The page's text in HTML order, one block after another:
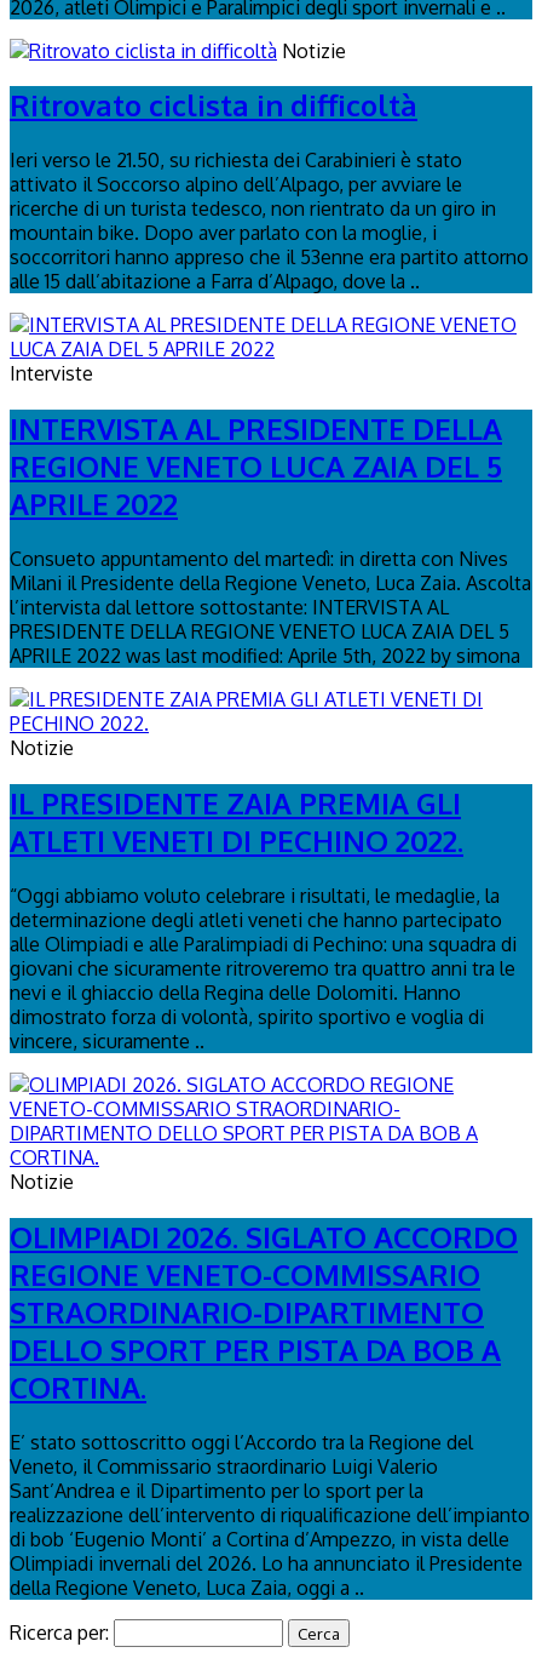
2026, atleti Olimpici e Paralimpici degli sport invernali e ..
Notizie
Ritrovato ciclista in difficoltà
Ieri verso le 21.50, su richiesta dei Carabinieri è stato
attivato il Soccorso alpino dell’Alpago, per avviare le
ricerche di un turista tedesco, non rientrato da un giro in
mountain bike. Dopo aver parlato con la moglie, i
soccorritori hanno appreso che il 53enne era partito attorno
alle 15 dall’abitazione a Farra d’Alpago, dove la ..
Interviste
INTERVISTA AL PRESIDENTE DELLA
REGIONE VENETO LUCA ZAIA DEL 5
APRILE 2022
Consueto appuntamento del martedì: in diretta con Nives
Milani il Presidente della Regione Veneto, Luca Zaia. Ascolta
l’intervista dal lettore sottostante: INTERVISTA AL
PRESIDENTE DELLA REGIONE VENETO LUCA ZAIA DEL 5
APRILE 2022 was last modified: Aprile 5th, 2022 by simona
Notizie
IL PRESIDENTE ZAIA PREMIA GLI
ATLETI VENETI DI PECHINO 2022.
“Oggi abbiamo voluto celebrare i risultati, le medaglie, la
determinazione degli atleti veneti che hanno partecipato
alle Olimpiadi e alle Paralimpiadi di Pechino: una squadra di
giovani che sicuramente ritroveremo tra quattro anni tra le
nevi e il ghiaccio della Regina delle Dolomiti. Hanno
dimostrato forza di volontà, spirito sportivo e voglia di
vincere, sicuramente ..
Notizie
OLIMPIADI 2026. SIGLATO ACCORDO
REGIONE VENETO-COMMISSARIO
STRAORDINARIO-DIPARTIMENTO
DELLO SPORT PER PISTA DA BOB A
CORTINA.
E’ stato sottoscritto oggi l’Accordo tra la Regione del
Veneto, il Commissario straordinario Luigi Valerio
Sant’Andrea e il Dipartimento per lo sport per la
realizzazione dell’intervento di riqualificazione dell’impianto
di bob ‘Eugenio Monti’ a Cortina d’Ampezzo, in vista delle
Olimpiadi invernali del 2026. Lo ha annunciato il Presidente
della Regione Veneto, Luca Zaia, oggi a ..
Ricerca per: